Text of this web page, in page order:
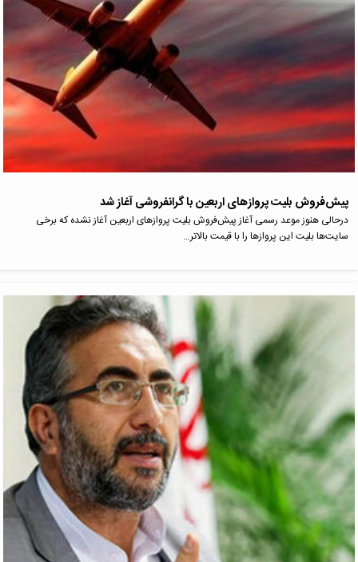
پیش‌فروش بلیت پروازهای اربعین با گرانفروشی آغاز شد
درحالی هنوز موعد رسمی آغاز پیش‌فروش بلیت پروازهای اربعین آغاز نشده که برخی
سایت‌ها بلیت این پروازها را با قیمت‌ بالاتر…